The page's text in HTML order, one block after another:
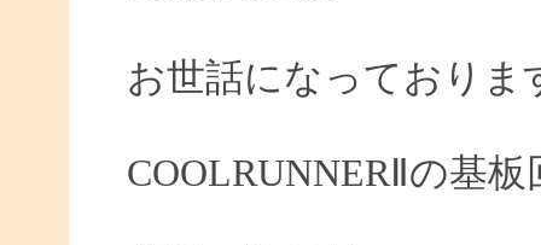
お世話になっておりま
COOLRUNNERⅡの基